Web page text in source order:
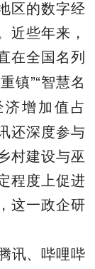
区的数字经
近些年来，
在全国名列
镇”“智慧名
增加值占
还深度参与
村建设与巫
程度上促进
这一政企研
讯、哔哩哔